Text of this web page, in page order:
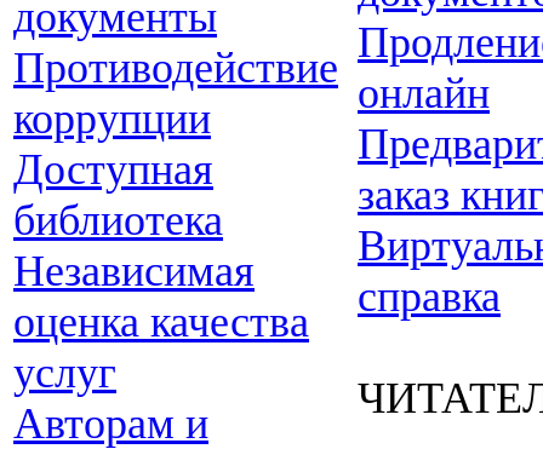
документы
Противодействие
коррупции
Доступная
библиотека
Независимая
оценка качества
услуг
Авторам и
онлайн
заказ
справка